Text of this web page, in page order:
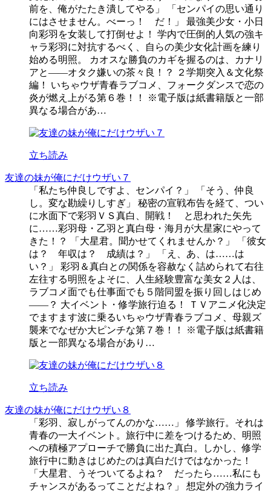
前を、俺がたたき潰してやる」 「センパイの思い通り
にはさせません。べーっ！ だ！」 最強美少女・小日
向彩羽を女装して打倒せよ！ 学内で圧倒的人気の強キ
ャラ彩羽に対抗するべく、自らの美少女化計画を練り
始める明照。 カオスな勝負のカギを握るのは、カナリ
アと――オタク嫌いの茶々良！？ ２学期突入＆文化祭
編！ いちゃウザ青春ラブコメ、フォークダンスで恋の
炎が燃え上がる第６巻！！ ※電子版は紙書籍版と一部
異なる場合があ…
立ち読み
友達の妹が俺にだけウザい７
「私たち仲良しですよ、センパイ？」 「そう、仲良
し。変な勘繰りしすぎ」 秘密の宣戦布告を経て、つい
に水面下で彩羽ＶＳ真白、開戦！ と思われた矢先
に……彩羽母・乙羽と真白母・海月が大星家にやって
きた！？ 「大星君。聞かせてくれませんか？」 「彼女
は？ 年収は？ 成績は？」 「え、あ、は……は
い？」 彩羽＆真白との関係を容赦なく詰められて右往
左往する明照をよそに、人生経験豊富な美女２人は、
ラブコメ面でも仕事面でも５階同盟を振り回しはじめ
――？ 大イベント・修学旅行迫る！ ＴＶアニメ化決定
でますます波に乗るいちゃウザ青春ラブコメ、母親ズ
襲来でなぜか大ピンチな第７巻！！ ※電子版は紙書籍
版と一部異なる場合があり…
立ち読み
友達の妹が俺にだけウザい８
「彩羽、寂しがってんのかな……」 修学旅行。それは
青春の一大イベント。旅行中に差をつけるため、明照
への積極アプローチで勝負に出た真白。しかし、修学
旅行中に動きはじめたのは真白だけではなかった！
「大星君、うそついてるよね？ だったら……私にも
チャンスがあるってことだよね？」 想定外の強力ライ